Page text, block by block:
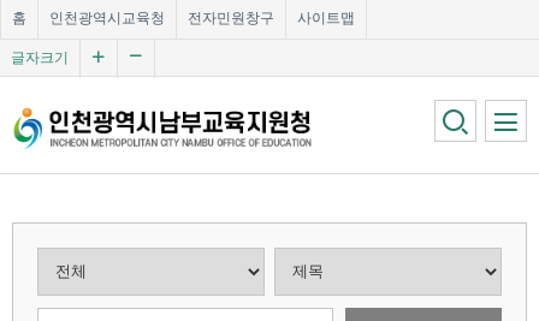
홈 인천광역시교육청 전자민원창구 사이트맵
글자크기